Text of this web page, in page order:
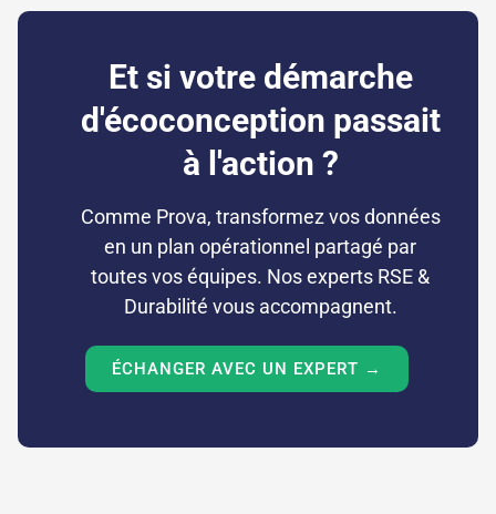
Et si votre démarche
d'écoconception passait
à l'action ?
Comme Prova, transformez vos données
en un plan opérationnel partagé par
toutes vos équipes. Nos experts RSE &
Durabilité vous accompagnent.
ÉCHANGER AVEC UN EXPERT →